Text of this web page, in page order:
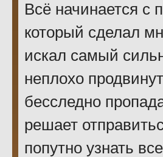
Всё начинается с
который сделал
искал самый
неплохо
бесследно
решает
попутно узнать